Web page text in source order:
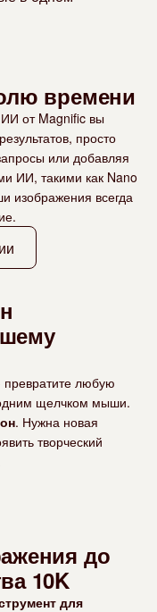
времени
от Magnific вы
просто
или добавляя
ИИ, такими как Nano
изображения всегда
любую
щелчком мыши.
. Нужна новая
творческий
до
10K
для